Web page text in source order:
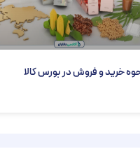
خرید و فروش در بورس کالا